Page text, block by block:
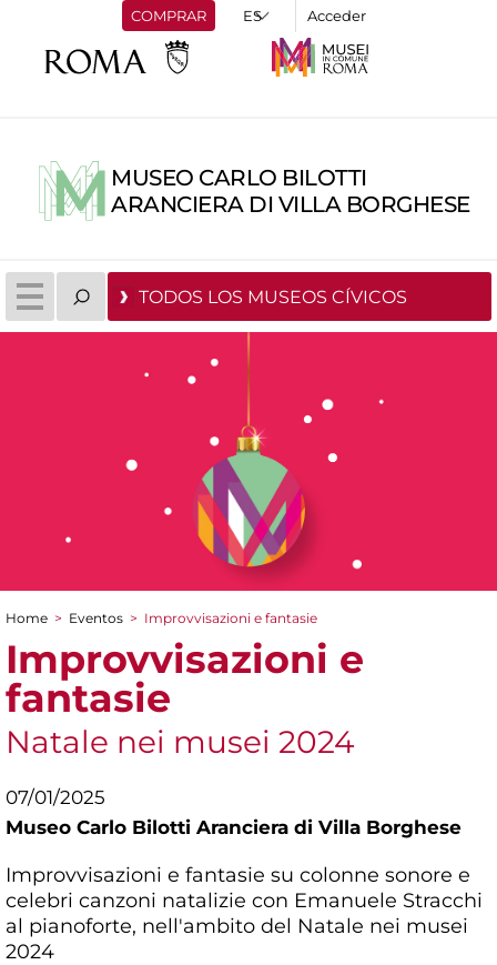
COMPRAR Acceder
MUSEO CARLO BILOTTI
ARANCIERA DI VILLA BORGHESE
TODOS LOS MUSEOS CÍVICOS
You are here
Home > Eventos > Improvvisazioni e fantasie
Improvvisazioni e
fantasie
Natale nei musei 2024
07/01/2025
Museo Carlo Bilotti Aranciera di Villa Borghese
Improvvisazioni e fantasie su colonne sonore e
celebri canzoni natalizie con Emanuele Stracchi
al pianoforte, nell'ambito del Natale nei musei
2024